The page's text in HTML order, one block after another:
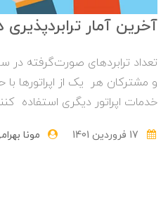
آخرین آمار
و مشترکان هر یک از اپراتورها با
خدمات اپراتور دیگری استفاده
مونا